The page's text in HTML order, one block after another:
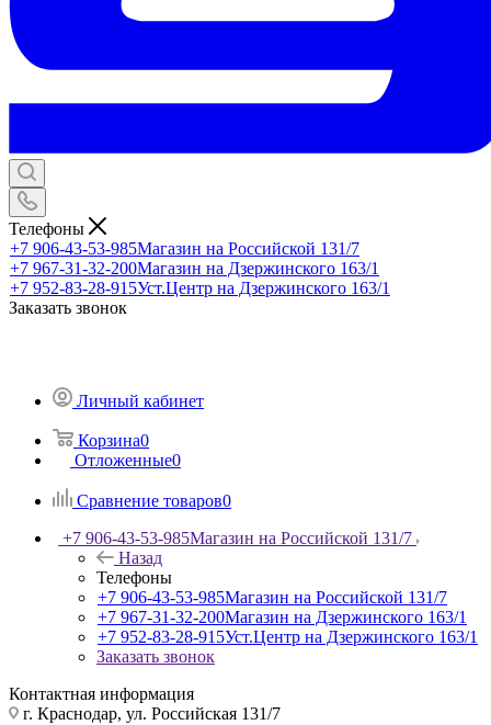
Телефоны
+7 906-43-53-985Магазин на Российской 131/7
+7 967-31-32-200Магазин на Дзержинского 163/1
+7 952-83-28-915Уст.Центр на Дзержинского 163/1
Заказать звонок
Личный кабинет
Корзина0
Отложенные0
Сравнение товаров0
+7 906-43-53-985Магазин на Российской 131/7
Назад
Телефоны
+7 906-43-53-985Магазин на Российской 131/7
+7 967-31-32-200Магазин на Дзержинского 163/1
+7 952-83-28-915Уст.Центр на Дзержинского 163/1
Заказать звонок
Контактная информация
г. Краснодар, ул. Российская 131/7